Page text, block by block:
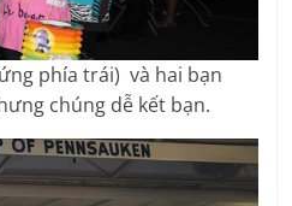
phía trái) và hai bạn
chúng dễ kết bạn.